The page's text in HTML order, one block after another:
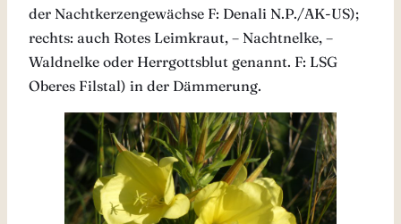
der Nachtkerzengewächse F: Denali N.P./AK-US);
rechts: auch Rotes Leimkraut, – Nachtnelke, –
Waldnelke oder Herrgottsblut genannt. F: LSG
Oberes Filstal) in der Dämmerung.